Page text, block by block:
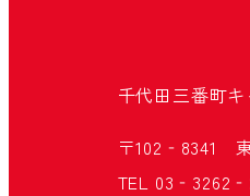
千代田三番町
〒102‐8341
TEL